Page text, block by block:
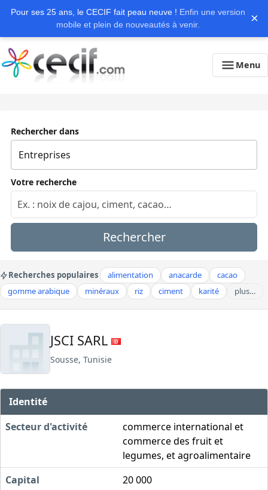
Pour ses 25 ans, le CECIF fait peau neuve ! Enfin une version
mobile et plein de nouveautés à venir.
×
Menu
Rechercher dans
Votre recherche
Rechercher
Recherches populaires alimentation anacarde
cacao
gomme arabique
minéraux riz ciment karité plus…
JSCI SARL
Sousse, Tunisie
Identité
Secteur d'activité
commerce international et
commerce des fruit et
legumes, et agroalimentaire
Capital
20 000